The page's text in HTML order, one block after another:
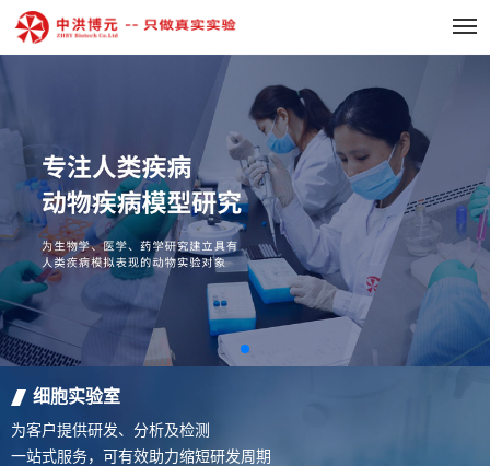
细胞实验室
为客户提供研发、分析及检测
一站式服务，可有效助力缩短研发周期